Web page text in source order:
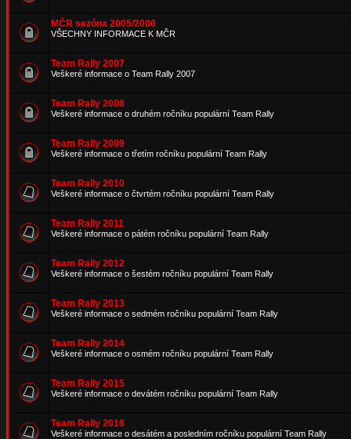
MČR sezóna 2005/2006
VŠECHNY INFORMACE K MČR
Team Rally 2007
Veškeré informace o Team Rally 2007
Team Rally 2008
Veškeré informace o druhém ročníku populární Team Rally
Team Rally 2009
Veškeré informace o třetím ročníku populární Team Rally
Team Rally 2010
Veškeré informace o čtvrtém ročníku populární Team Rally
Team Rally 2011
Veškeré informace o pátém ročníku populární Team Rally
Team Rally 2012
Veškeré informace o šestém ročníku populární Team Rally
Team Rally 2013
Veškeré informace o sedmém ročníku populární Team Rally
Team Rally 2014
Veškeré informace o osmém ročníku populární Team Rally
Team Rally 2015
Veškeré informace o devátém ročníku populární Team Rally
Team Rally 2016
Veškeré informace o desátém a posledním ročníku populární Team Rally